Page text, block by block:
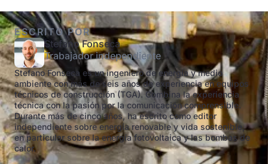
ESCRITO POR
Stefano Fonseca
Trabajador independiente
Stefano Fonseca es un ingeniero de energía y medio
ambiente con más de seis años de experiencia en equipos
técnicos de construcción (TGA). Combina la experiencia
técnica con la pasión por la comunicación comprensible.
Durante más de cinco años, ha escrito como editor
independiente sobre energía renovable y vida sostenible,
en particular sobre la energía fotovoltaica y las bombas de
calor.